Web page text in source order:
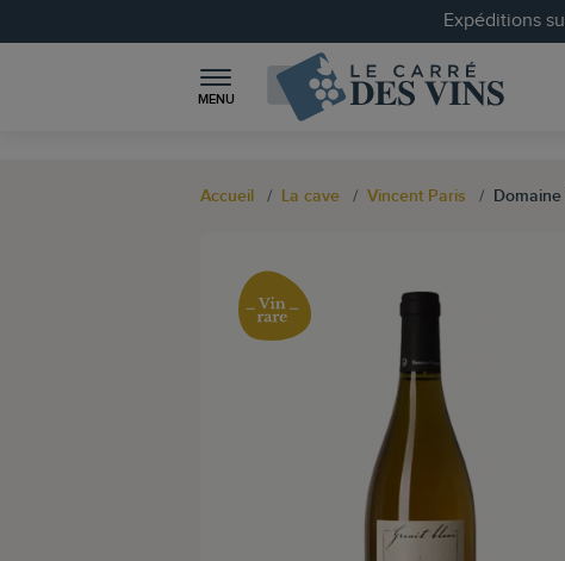
Expéditions
MENU
Accueil La cave Vincent Paris